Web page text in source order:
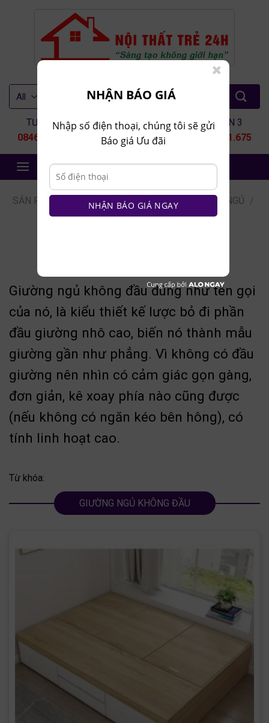
TƯ VẤN 1
0846.80.9999
TƯ VẤN 2
0935.435.286
TƯ VẤN 3
0964.651.675
NỘI THẤT TRẺ 24H
SẢN PHẨM NỘI THẤT PHÒNG NGỦ GIƯỜNG NGỦ
GIƯỜNG NGỦ KHÔNG ĐẦU
Giường ngủ không đầu đúng như tên gọi
của nó, là kiểu thiết kế lược bỏ đi phần
đầu giường nhô cao, biến nó thành mẫu
giường gần như phẳng. Vì không có đầu
giường nên nhìn có cảm giác gọn gàng,
đơn giản, kê xoay phía nào cũng được
(nếu không có ngăn kéo bên hông), có
tính linh hoạt cao.
Từ khóa:
GIƯỜNG NGỦ KHÔNG ĐẦU
NHẬN BÁO GIÁ
Nhập số điện thoại, chúng tôi sẽ gửi
Báo giá Ưu đãi
NHẬN BÁO GIÁ NGAY